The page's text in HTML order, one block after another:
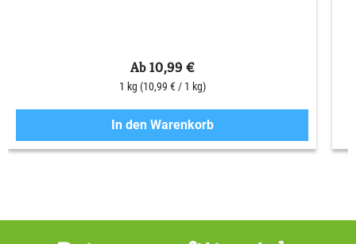
Ab 10,99 €
1 kg (10,99 € / 1 kg)
In den Warenkorb